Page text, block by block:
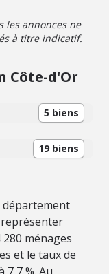
les annonces ne
à titre indicatif.
Côte-d'Or
5 biens
19 biens
département
représenter
ménages
et le taux de